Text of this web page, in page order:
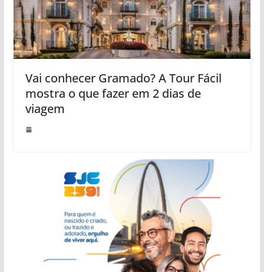
Vai conhecer Gramado? A Tour Fácil
mostra o que fazer em 2 dias de
viagem